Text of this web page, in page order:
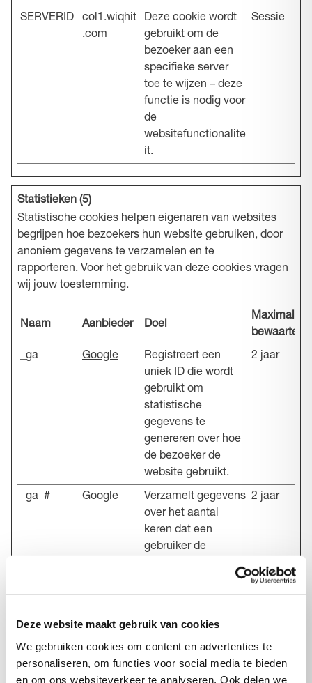
Deze website maakt gebruik van cookies
We gebruiken cookies om content en advertenties te
personaliseren, om functies voor social media te bieden
en om ons websiteverkeer te analyseren. Ook delen we
SERVERID
col1.wiqhit
.com
Deze cookie wordt
gebruikt om de
bezoeker aan een
specifieke server
toe te wijzen – deze
functie is nodig voor
de
websitefunctionalite
it.
Sessie
Statistieken (5)
Statistische cookies helpen eigenaren van websites
begrijpen hoe bezoekers hun website gebruiken, door
anoniem gegevens te verzamelen en te
rapporteren. Voor het gebruik van deze cookies vragen
wij jouw toestemming.
Naam Aanbieder Doel
Maximale
_ga Google
Registreert een
uniek ID die wordt
gebruikt om
statistische
gegevens te
genereren over hoe
de bezoeker de
website gebruikt.
2 jaar
_ga_# Google
Verzamelt gegevens
over het aantal
keren dat een
gebruiker de
data voor het eerste
bezoek. Gebruikt
door Google
Analytics.
2 jaar